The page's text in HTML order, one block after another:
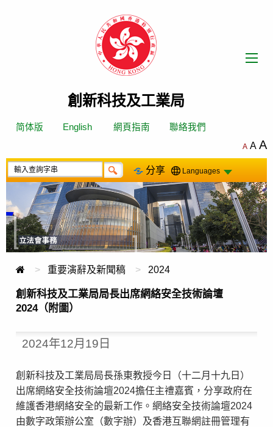
創新科技及工業局
简体版 English 網頁指南 聯絡我們
A A A
分享 Languages
重要演辭及新聞稿 2024
​創新科技及工業局局長出席網絡安全技術論壇
2024（附圖）
2024年12月19日
創新科技及工業局局長孫東教授今日（十二月十九日）
出席網絡安全技術論壇2024擔任主禮嘉賓，分享政府在
維護香港網絡安全的最新工作。網絡安全技術論壇2024
由數字政策辦公室（數字辦）及香港互聯網註冊管理有